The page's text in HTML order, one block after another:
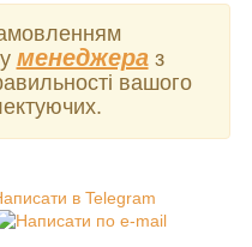
менеджераз
вашого